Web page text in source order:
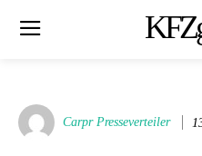
Carpr Presseverteiler